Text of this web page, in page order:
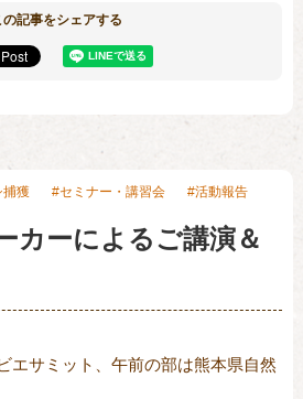
の記事をシェアする
捕獲 セミナー・講習会 活動報告
カーによるご講演＆
エサミット、午前の部は熊本県自然